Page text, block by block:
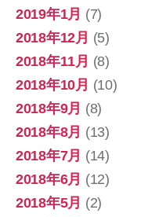
2019年1月 (7)
2018年12月 (5)
2018年11月 (8)
2018年10月 (10)
2018年9月 (8)
2018年8月 (13)
2018年7月 (14)
2018年6月 (12)
2018年5月 (2)